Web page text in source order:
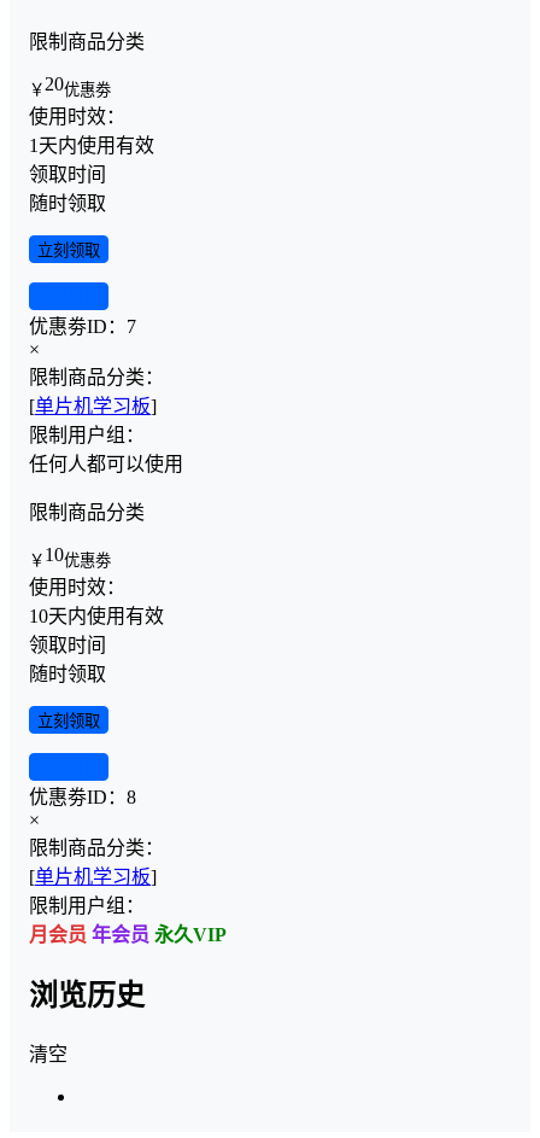
限制商品分类
￥ 20优惠劵
使用时效：
1天内使用有效
领取时间
随时领取
立刻领取
优惠劵ID： 7
×
限制商品分类：
[单片机学习板]
限制用户组：
任何人都可以使用
限制商品分类
￥ 10优惠劵
使用时效：
10天内使用有效
领取时间
随时领取
立刻领取
优惠劵ID： 8
×
限制商品分类：
[单片机学习板]
限制用户组：
月会员 年会员 永久VIP
浏览历史
清空